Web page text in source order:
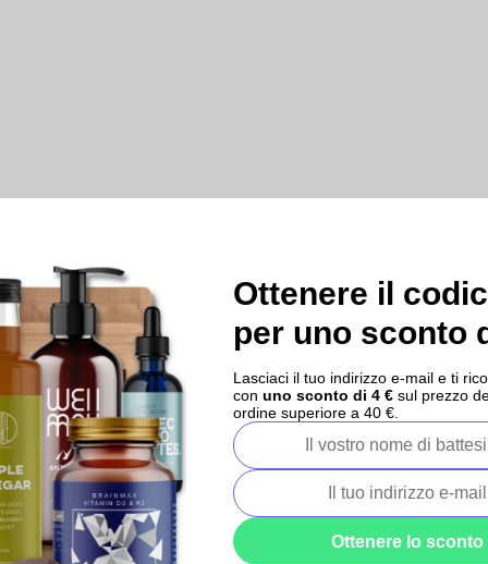
Ottenere il
per uno sconto
Lasciaci il tuo indirizzo e-mail e ti
con uno sconto di 4 € sul prezzo
ordine superiore a 40 €.
Ottenere lo sconto